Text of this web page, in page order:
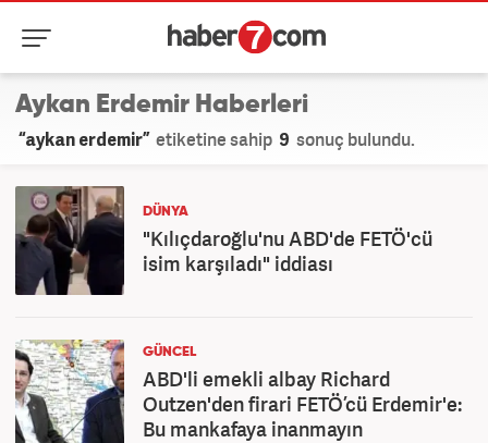
Aykan Erdemir Haberleri
“aykan erdemir” etiketine sahip 9 sonuç bulundu.
DÜNYA
"Kılıçdaroğlu'nu ABD'de FETÖ'cü
isim karşıladı" iddiası
GÜNCEL
ABD'li emekli albay Richard
Outzen'den firari FETÖ’cü Erdemir'e:
Bu mankafaya inanmayın